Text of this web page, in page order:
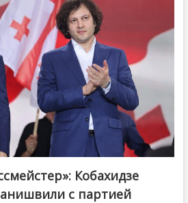
Dream
Кобахидзе
с партией